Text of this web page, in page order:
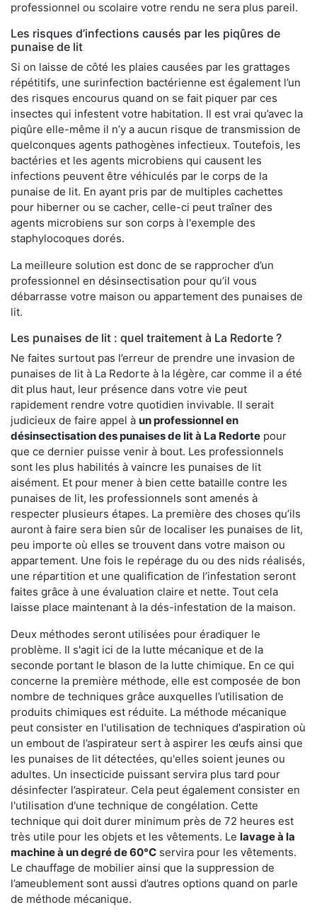
professionnel ou scolaire votre rendu ne sera plus pareil.
Les risques d’infections causés par les piqûres de
punaise de lit
Si on laisse de côté les plaies causées par les grattages
répétitifs, une surinfection bactérienne est également l’un
des risques encourus quand on se fait piquer par ces
insectes qui infestent votre habitation. Il est vrai qu’avec la
piqûre elle-même il n’y a aucun risque de transmission de
quelconques agents pathogènes infectieux. Toutefois, les
bactéries et les agents microbiens qui causent les
infections peuvent être véhiculés par le corps de la
punaise de lit. En ayant pris par de multiples cachettes
pour hiberner ou se cacher, celle-ci peut traîner des
agents microbiens sur son corps à l'exemple des
staphylocoques dorés.
La meilleure solution est donc de se rapprocher d’un
professionnel en désinsectisation pour qu’il vous
débarrasse votre maison ou appartement des punaises de
lit.
Les punaises de lit : quel traitement à La Redorte ?
Ne faites surtout pas l’erreur de prendre une invasion de
punaises de lit à La Redorte à la légère, car comme il a été
dit plus haut, leur présence dans votre vie peut
rapidement rendre votre quotidien invivable. Il serait
judicieux de faire appel à un professionnel en
désinsectisation des punaises de lit à La Redorte pour
que ce dernier puisse venir à bout. Les professionnels
sont les plus habilités à vaincre les punaises de lit
aisément. Et pour mener à bien cette bataille contre les
punaises de lit, les professionnels sont amenés à
respecter plusieurs étapes. La première des choses qu’ils
auront à faire sera bien sûr de localiser les punaises de lit,
peu importe où elles se trouvent dans votre maison ou
appartement. Une fois le repérage du ou des nids réalisés,
une répartition et une qualification de l’infestation seront
faites grâce à une évaluation claire et nette. Tout cela
laisse place maintenant à la dés-infestation de la maison.
Deux méthodes seront utilisées pour éradiquer le
problème. Il s'agit ici de la lutte mécanique et de la
seconde portant le blason de la lutte chimique. En ce qui
concerne la première méthode, elle est composée de bon
nombre de techniques grâce auxquelles l’utilisation de
produits chimiques est réduite. La méthode mécanique
peut consister en l'utilisation de techniques d'aspiration où
un embout de l’aspirateur sert à aspirer les œufs ainsi que
les punaises de lit détectées, qu'elles soient jeunes ou
adultes. Un insecticide puissant servira plus tard pour
désinfecter l’aspirateur. Cela peut également consister en
l'utilisation d'une technique de congélation. Cette
technique qui doit durer minimum près de 72 heures est
très utile pour les objets et les vêtements. Le lavage à la
machine à un degré de 60°C servira pour les vêtements.
Le chauffage de mobilier ainsi que la suppression de
l’ameublement sont aussi d’autres options quand on parle
de méthode mécanique.